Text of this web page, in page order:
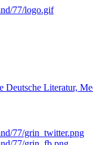
Deutsche Literatur,